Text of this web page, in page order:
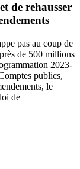
de rehausser
pas au coup de
de 500 millions
2023-
publics,
le
de